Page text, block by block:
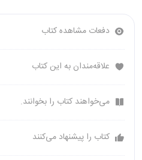
دفعات مشاهده کتاب
علاقه‌مندان به این کتاب
می‌خواهند کتاب را بخوانند.
کتاب را پیشنهاد می‌کنند